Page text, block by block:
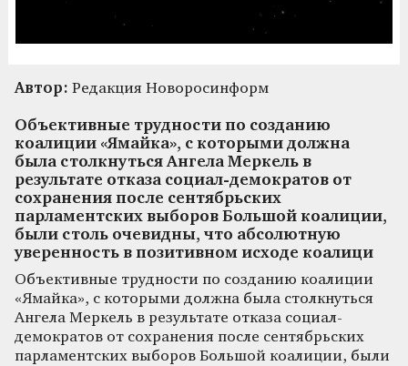
Автор: Редакция Новоросинформ
Объективные трудности по созданию
коалиции «Ямайка», с которыми должна
была столкнуться Ангела Меркель в
результате отказа социал-демократов от
сохранения после сентябрьских
парламентских выборов Большой коалиции,
были столь очевидны, что абсолютную
уверенность в позитивном исходе коалици
Объективные трудности по созданию коалиции
«Ямайка», с которыми должна была столкнуться
Ангела Меркель в результате отказа социал-
демократов от сохранения после сентябрьских
парламентских выборов Большой коалиции, были